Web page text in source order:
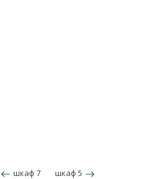
шкаф 7 шкаф 5